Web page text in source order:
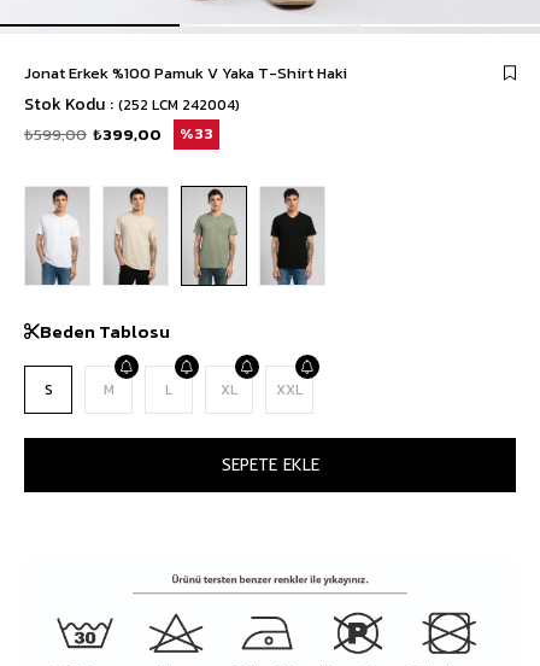
Jonat Erkek %100 Pamuk V Yaka T-Shirt Haki
Stok Kodu (252 LCM 242004)
₺599,00 ₺399,00 33
Beden Tablosu
S M L XL XXL